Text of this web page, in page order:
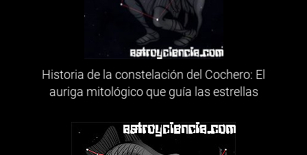
Historia de la constelación del Cochero: El
auriga mitológico que guía las estrellas